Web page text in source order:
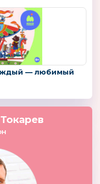
— любимый